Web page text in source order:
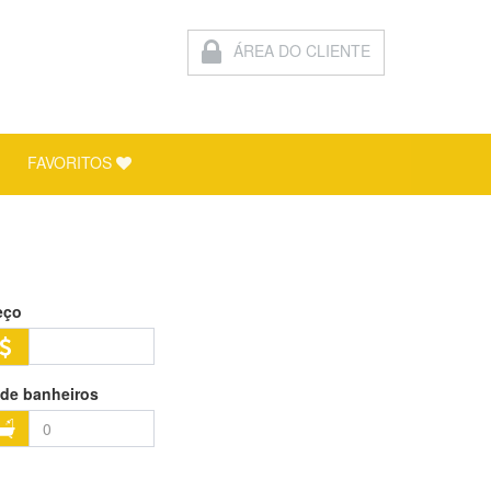
ÁREA DO CLIENTE
FAVORITOS
de banheiros